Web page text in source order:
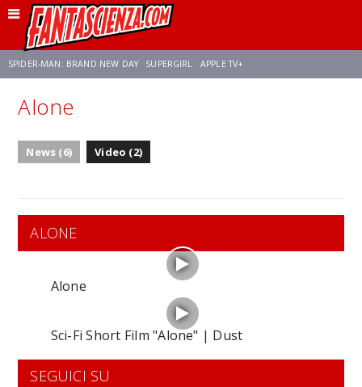
SPIDER-MAN: BRAND NEW DAY SUPERGIRL APPLE TV+
FRANCO RICCIARDIELLO
Alone
News (6) Video (2)
ALONE
Alone
Sci-Fi Short Film "Alone" | Dust
SEGUICI SU